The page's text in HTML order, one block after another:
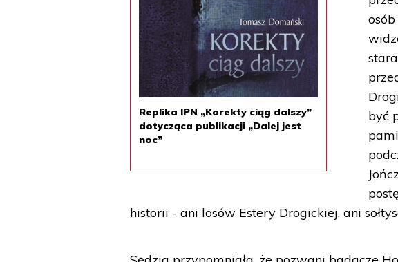
Replika IPN „Korekty ciąg dalszy”
dotycząca publikacji „Dalej jest
noc”
być
historii - ani losów Estery Drogickiej, ani